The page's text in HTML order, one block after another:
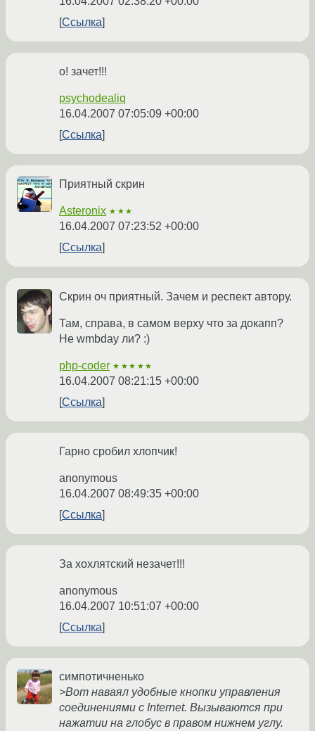
Ссылка
о! зачет!!!
psychodealiq
16.04.2007 07:05:09 +00:00
Ссылка
Приятный скрин
Asteronix ★★★
16.04.2007 07:23:52 +00:00
Ссылка
Скрин оч приятный. Зачем и респект автору.
Там, справа, в самом верху что за докапп?
Не wmbday ли? :)
php-coder ★★★★★
16.04.2007 08:21:15 +00:00
Ссылка
Гарно сробил хлопчик!
anonymous
16.04.2007 08:49:35 +00:00
Ссылка
За хохлятский незачет!!!
anonymous
16.04.2007 10:51:07 +00:00
Ссылка
симпотичненько
>Вот наваял удобные кнопки управления
соединениями с Internet. Вызываются при
нажатии на глобус в правом нижнем углу.